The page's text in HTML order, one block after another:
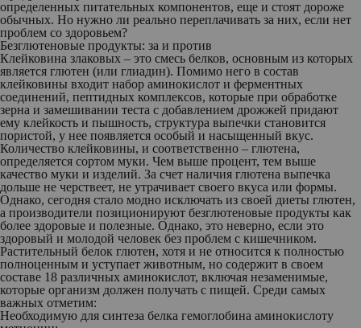
определенных питательных компонентов, еще и стоят дороже
обычных. Но нужно ли реально переплачивать за них, если нет
проблем со здоровьем?
Безглютеновые продукты: за и против
Клейковина злаковых – это смесь белков, основным из которых
является глютен (или глиадин). Помимо него в состав
клейковины входит набор аминокислот и ферментных
соединений, пептидных комплексов, которые при обработке
зерна и замешивании теста с добавлением дрожжей придают
ему клейкость и пышность, структура выпечки становится
пористой, у нее появляется особый и насыщенный вкус.
Количество клейковины, и соответственно – глютена,
определяется сортом муки. Чем выше процент, тем выше
качество муки и изделий. За счет наличия глютена выпечка
дольше не черствеет, не утрачивает своего вкуса или формы.
Однако, сегодня стало модно исключать из своей диеты глютен,
а производители позиционируют безглютеновые продукты как
более здоровые и полезные. Однако, это неверно, если это
здоровый и молодой человек без проблем с кишечником.
Растительный белок глютен, хотя и не относится к полностью
полноценным и уступает животным, но содержит в своем
составе 18 различных аминокислот, включая незаменимые,
которые организм должен получать с пищей. Среди самых
важных отметим:
Необходимую для синтеза белка гемоглобина аминокислоту